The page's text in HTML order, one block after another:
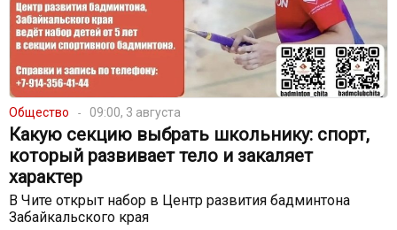
Общество 09:00, 3 августа
Какую секцию выбрать школьнику: спорт,
который развивает тело и закаляет
характер
В Чите открыт набор в Центр развития бадминтона
Забайкальского края